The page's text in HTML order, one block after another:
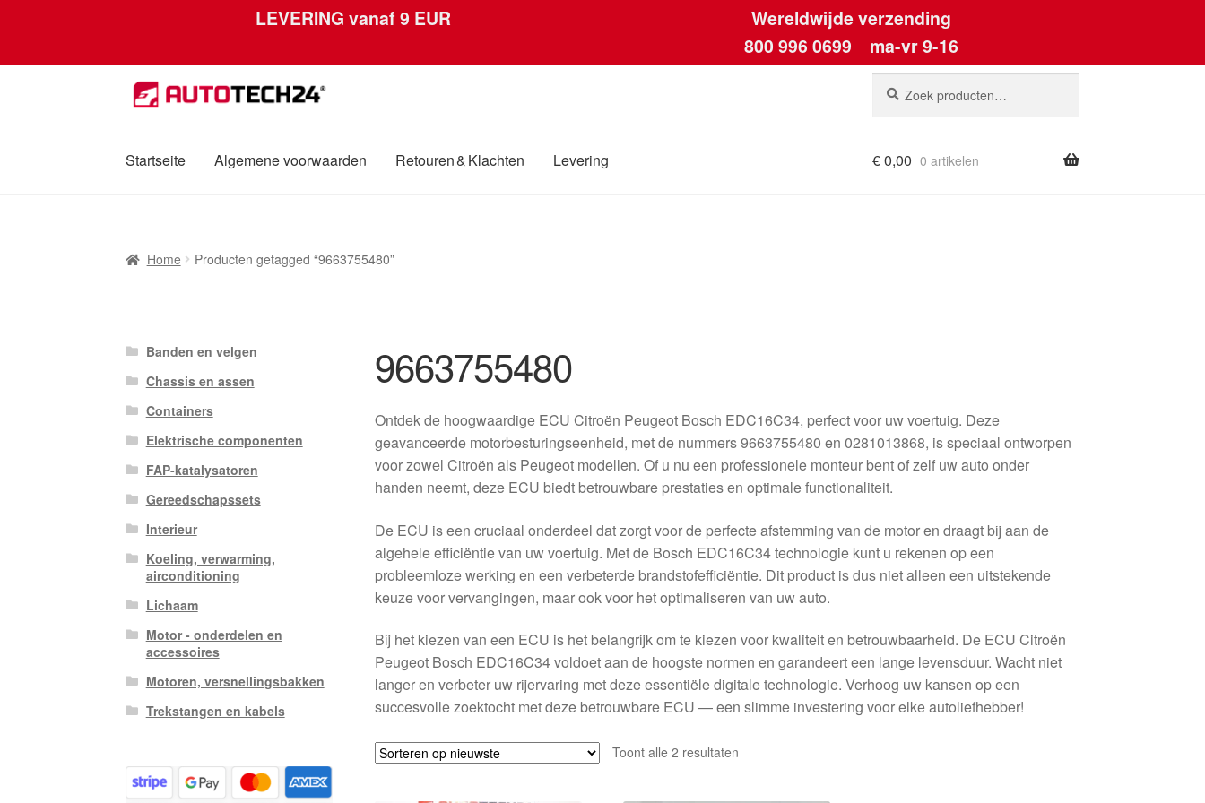
LEVERING vanaf 9 EUR
Wereldwijde verzending
800 996 0699 ma-vr 9-16
Ga
door
navigatie
Ga
naar
inhoud
naar:
Startseite Algemene voorwaarden Retouren & Klachten Levering
Over ons PrivacybeleidWereldwijde verzending
€0,00 0 artikelen
Home Producten getagged “9663755480”
9663755480
Ontdek de hoogwaardige ECU Citroën Peugeot Bosch EDC16C34, perfect voor uw voertuig. Deze
geavanceerde motorbesturingseenheid, met de nummers 9663755480 en 0281013868, is speciaal ontworpen
voor zowel Citroën als Peugeot modellen. Of u nu een professionele monteur bent of zelf uw auto onder
handen neemt, deze ECU biedt betrouwbare prestaties en optimale functionaliteit.
De ECU is een cruciaal onderdeel dat zorgt voor de perfecte afstemming van de motor en draagt bij aan de
algehele efficiëntie van uw voertuig. Met de Bosch EDC16C34 technologie kunt u rekenen op een
probleemloze werking en een verbeterde brandstofefficiëntie. Dit product is dus niet alleen een uitstekende
keuze voor vervangingen, maar ook voor het optimaliseren van uw auto.
Bij het kiezen van een ECU is het belangrijk om te kiezen voor kwaliteit en betrouwbaarheid. De ECU Citroën
Peugeot Bosch EDC16C34 voldoet aan de hoogste normen en garandeert een lange levensduur. Wacht niet
langer en verbeter uw rijervaring met deze essentiële digitale technologie. Verhoog uw kansen op een
succesvolle zoektocht met deze betrouwbare ECU — een slimme investering voor elke autoliefhebber!
Toont alle 2 resultatenGesorteerd
Banden en velgen
Chassis en assen
Containers
Elektrische componenten
FAP-katalysatoren
Gereedschapssets
Interieur
Koeling, verwarming,
airconditioning
Lichaam
Motor - onderdelen en
accessoires
Motoren, versnellingsbakken
Trekstangen en kabels